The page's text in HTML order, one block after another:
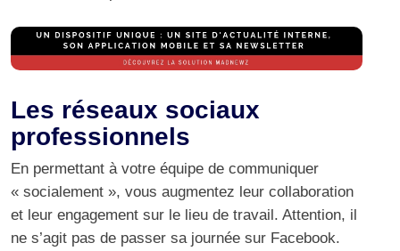
Les réseaux sociaux
professionnels
En permettant à votre équipe de communiquer
« socialement », vous augmentez leur collaboration
et leur engagement sur le lieu de travail. Attention, il
ne s’agit pas de passer sa journée sur Facebook.